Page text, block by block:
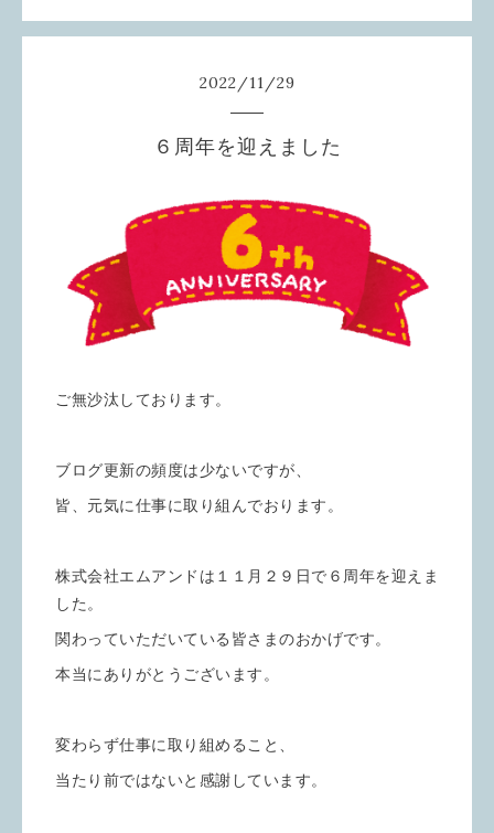
2022/11/29
６周年を迎えました
ご無沙汰しております。
ブログ更新の頻度は少ないですが、
皆、元気に仕事に取り組んでおります。
株式会社エムアンドは１１月２９日で６周年を迎えま
した。
関わっていただいている皆さまのおかげです。
本当にありがとうございます。
変わらず仕事に取り組めること、
当たり前ではないと感謝しています。